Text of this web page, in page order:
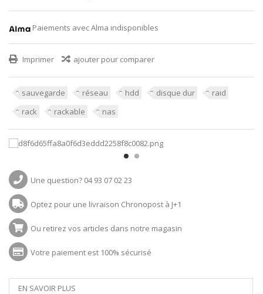
Paiements avec Alma indisponibles
Imprimer ajouter pour comparer
sauvegarde réseau hdd disque dur
raid
rack
rackable nas
Une question? 04 93 07 02 23
Optez pour une livraison Chronopost à J+1
Ou retirez vos articles dans notre magasin
Votre paiement est 100% sécurisé
EN SAVOIR PLUS